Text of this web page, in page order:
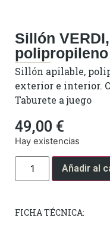
Sillón
Sillón apilable,
exterior e interior.
Taburete a juego
49,00 €
Hay existencias
Añadir al
FICHA TÉCNICA: